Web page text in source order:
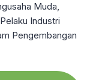
Muda,
Industri
Pengembangan